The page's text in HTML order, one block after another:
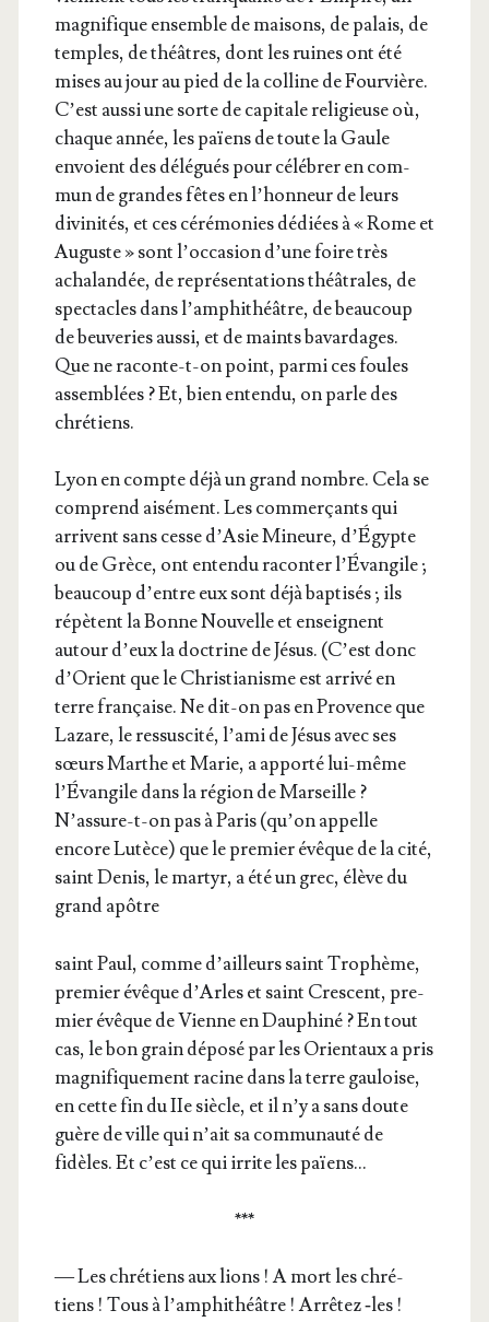
magni­fique ensemble de mai­sons, de palais, de
temples, de théâtres, dont les ruines ont été
mises au jour au pied de la col­line de Four­vière.
C’est aus­si une sorte de capi­tale reli­gieuse où,
chaque année, les païens de toute la Gaule
envoient des délé­gués pour célé­brer en com­
mun de grandes fêtes en l’honneur de leurs
divi­ni­tés, et ces céré­mo­nies dédiées à « Rome et
Auguste » sont l’occasion d’une foire très
acha­lan­dée, de repré­sen­ta­tions théâ­trales, de
spec­tacles dans l’amphithéâtre, de beau­coup
de beu­ve­ries aus­si, et de maints bavar­dages.
Que ne raconte-t-on point, par­mi ces foules
assem­blées ? Et, bien enten­du, on parle des
chrétiens.
Lyon en compte déjà un grand nombre. Cela se
com­prend aisé­ment. Les com­mer­çants qui
arrivent sans cesse d’Asie Mineure, d’Égypte
ou de Grèce, ont enten­du racon­ter l’Évangile ;
beau­coup d’entre eux sont déjà bap­ti­sés ; ils
répètent la Bonne Nou­velle et enseignent
autour d’eux la doc­trine de Jésus. (C’est donc
d’Orient que le Chris­tia­nisme est arri­vé en
terre fran­çaise. Ne dit-on pas en Pro­vence que
Lazare, le res­sus­ci­té, l’ami de Jésus avec ses
sœurs Marthe et Marie, a appor­té lui-même
l’Évangile dans la région de Mar­seille ?
N’assure-t-on pas à Paris (qu’on appelle
encore Lutèce) que le pre­mier évêque de la cité,
saint Denis, le mar­tyr, a été un grec, élève du
grand apôtre
saint Paul, comme d’ailleurs saint Tro­phème,
pre­mier évêque d’Arles et saint Cres­cent, pre­
mier évêque de Vienne en Dau­phi­né ? En tout
cas, le bon grain dépo­sé par les Orien­taux a pris
magni­fi­que­ment racine dans la terre gau­loise,
en cette fin du IIe siècle, et il n’y a sans doute
guère de ville qui n’ait sa com­mu­nau­té de
fidèles. Et c’est ce qui irrite les païens…
***
— Les chré­tiens aux lions ! A mort les chré­
tiens ! Tous à l’amphithéâtre ! Arrê­tez ‑les !